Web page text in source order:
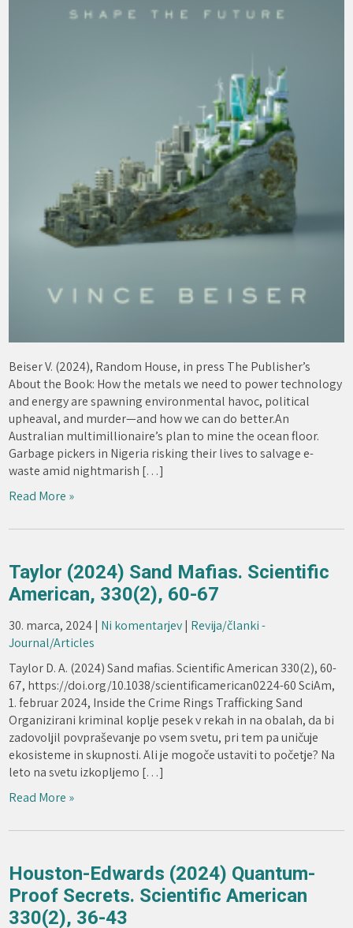
Beiser V. (2024), Random House, in press The Publisher’s
About the Book: How the metals we need to power technology
and energy are spawning environmental havoc, political
upheaval, and murder—and how we can do better.An
Australian multimillionaire’s plan to mine the ocean floor.
Garbage pickers in Nigeria risking their lives to salvage e-
waste amid nightmarish […]
Read More »
Taylor (2024) Sand Mafias. Scientific
American, 330(2), 60-67
30. marca, 2024| Ni komentarjev| Revija/članki -
Journal/Articles
Taylor D. A. (2024) Sand mafias. Scientific American 330(2), 60-
67, https://doi.org/10.1038/scientificamerican0224-60 SciAm,
1. februar 2024, Inside the Crime Rings Trafficking Sand
Organizirani kriminal koplje pesek v rekah in na obalah, da bi
zadovoljil povpraševanje po vsem svetu, pri tem pa uničuje
ekosisteme in skupnosti. Ali je mogoče ustaviti to početje? Na
leto na svetu izkopljemo […]
Read More »
Houston-Edwards (2024) Quantum-
Proof Secrets. Scientific American
330(2), 36-43